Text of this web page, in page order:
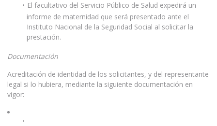
El facultativo del Servicio Público de Salud expedirá un
informe de maternidad que será presentado ante el
Instituto Nacional de la Seguridad Social al solicitar la
prestación.
Documentación
Acreditación de identidad de los solicitantes, y del representante
legal si lo hubiera, mediante la siguiente documentación en
vigor: